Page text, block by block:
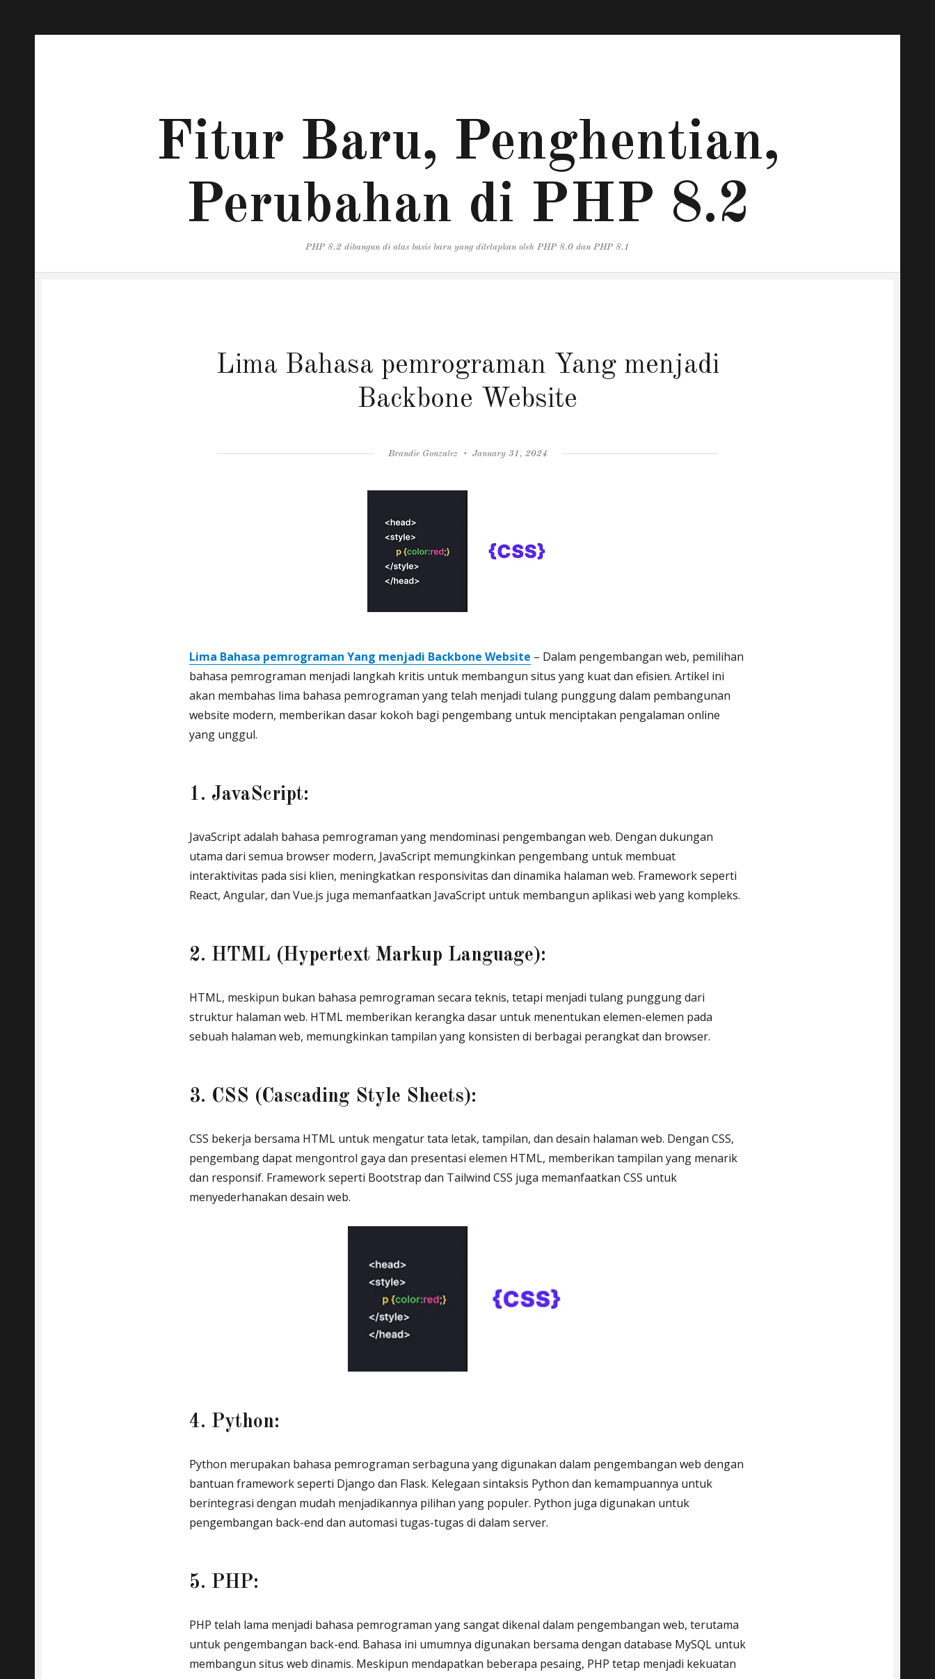
Fitur Baru, Penghentian,
Perubahan di PHP 8.2
PHP 8.2 dibangun di atas basis baru yang ditetapkan oleh PHP 8.0 dan PHP 8.1
Lima Bahasa pemrograman Yang menjadi
Backbone Website
Author
Brandie Gonzalez
Posted
January 31, 2024
Lima Bahasa pemrograman Yang menjadi Backbone Website – Dalam pengembangan web, pemilihan
bahasa pemrograman menjadi langkah kritis untuk membangun situs yang kuat dan efisien. Artikel ini
akan membahas lima bahasa pemrograman yang telah menjadi tulang punggung dalam pembangunan
website modern, memberikan dasar kokoh bagi pengembang untuk menciptakan pengalaman online
yang unggul.
1. JavaScript:
JavaScript adalah bahasa pemrograman yang mendominasi pengembangan web. Dengan dukungan
utama dari semua browser modern, JavaScript memungkinkan pengembang untuk membuat
interaktivitas pada sisi klien, meningkatkan responsivitas dan dinamika halaman web. Framework seperti
React, Angular, dan Vue.js juga memanfaatkan JavaScript untuk membangun aplikasi web yang kompleks.
2. HTML (Hypertext Markup Language):
HTML, meskipun bukan bahasa pemrograman secara teknis, tetapi menjadi tulang punggung dari
struktur halaman web. HTML memberikan kerangka dasar untuk menentukan elemen-elemen pada
sebuah halaman web, memungkinkan tampilan yang konsisten di berbagai perangkat dan browser.
3. CSS (Cascading Style Sheets):
CSS bekerja bersama HTML untuk mengatur tata letak, tampilan, dan desain halaman web. Dengan CSS,
pengembang dapat mengontrol gaya dan presentasi elemen HTML, memberikan tampilan yang menarik
dan responsif. Framework seperti Bootstrap dan Tailwind CSS juga memanfaatkan CSS untuk
menyederhanakan desain web.
4. Python:
Python merupakan bahasa pemrograman serbaguna yang digunakan dalam pengembangan web dengan
bantuan framework seperti Django dan Flask. Kelegaan sintaksis Python dan kemampuannya untuk
berintegrasi dengan mudah menjadikannya pilihan yang populer. Python juga digunakan untuk
pengembangan back-end dan automasi tugas-tugas di dalam server.
5. PHP:
PHP telah lama menjadi bahasa pemrograman yang sangat dikenal dalam pengembangan web, terutama
untuk pengembangan back-end. Bahasa ini umumnya digunakan bersama dengan database MySQL untuk
membangun situs web dinamis. Meskipun mendapatkan beberapa pesaing, PHP tetap menjadi kekuatan